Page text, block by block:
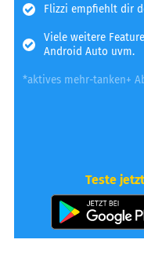
Flizzi empfiehlt dir
Viele weitere
Android Auto uvm.
*aktives mehr-tanken+
Teste